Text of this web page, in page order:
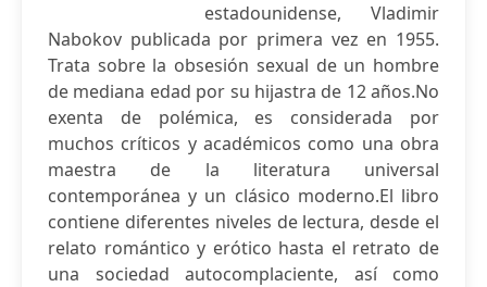
estadounidense, Vladimir
Nabokov publicada por primera vez en 1955.
Trata sobre la obsesión sexual de un hombre
de mediana edad por su hijastra de 12 años.No
exenta de polémica, es considerada por
muchos críticos y académicos como una obra
maestra de la literatura universal
contemporánea y un clásico moderno.El libro
contiene diferentes niveles de lectura, desde el
relato romántico y erótico hasta el retrato de
una sociedad autocomplaciente, así como